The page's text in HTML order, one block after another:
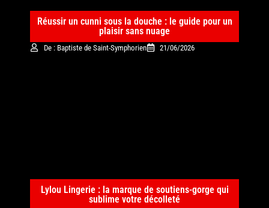
Réussir un cunni sous la douche : le guide pour un
plaisir sans nuage
De : Baptiste de Saint-Symphorien 21/06/2026
Lylou Lingerie : la marque de soutiens-gorge qui
sublime votre décolleté